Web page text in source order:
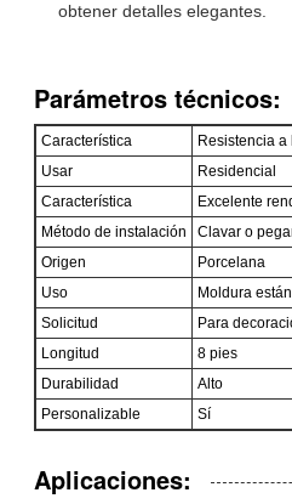
obtener detalles elegantes.
Parámetros técnicos:
Característica
Resistencia a
Usar
Residencial
Característica
Excelente
Método de instalación
Clavar o
Origen
Porcelana
Uso
Moldura
Solicitud
Para
Longitud
8 pies
Durabilidad
Alto
Personalizable
Sí
Aplicaciones: